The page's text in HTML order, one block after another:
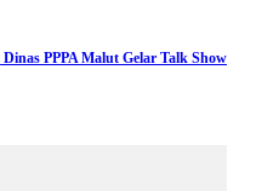
PPPA Malut Gelar Talk Show